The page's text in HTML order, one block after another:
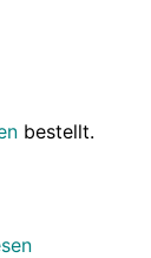
bestellt.